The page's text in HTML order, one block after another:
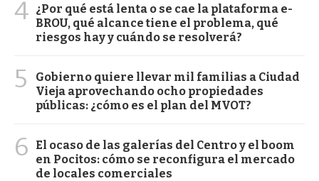
4 ¿Por qué está lenta o se cae la plataforma e-
BROU, qué alcance tiene el problema, qué
riesgos hay y cuándo se resolverá?
5
Gobierno quiere llevar mil familias a Ciudad
Vieja aprovechando ocho propiedades
públicas: ¿cómo es el plan del MVOT?
6
El ocaso de las galerías del Centro y el boom
en Pocitos: cómo se reconfigura el mercado
de locales comerciales